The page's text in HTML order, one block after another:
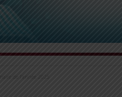
de l’année 2025